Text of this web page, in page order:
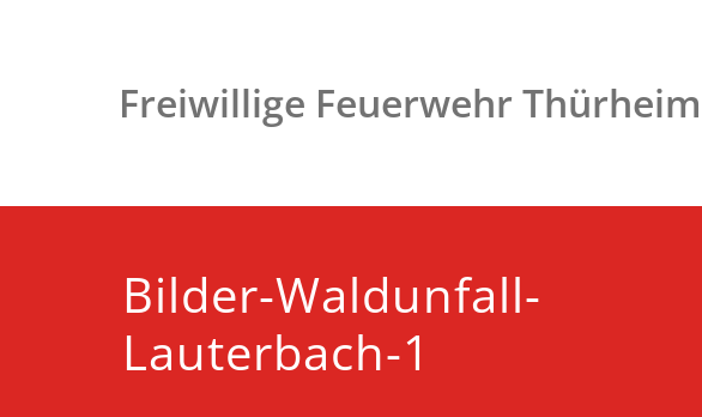
Freiwillige Feuerwehr Thürheim
Bilder-Waldunfall-
Lauterbach-1